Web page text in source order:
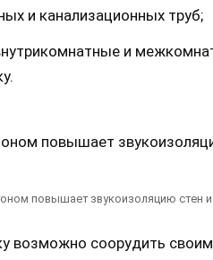
и канализационных труб;
и
повышает звукоизоляцию стен
возможно соорудить